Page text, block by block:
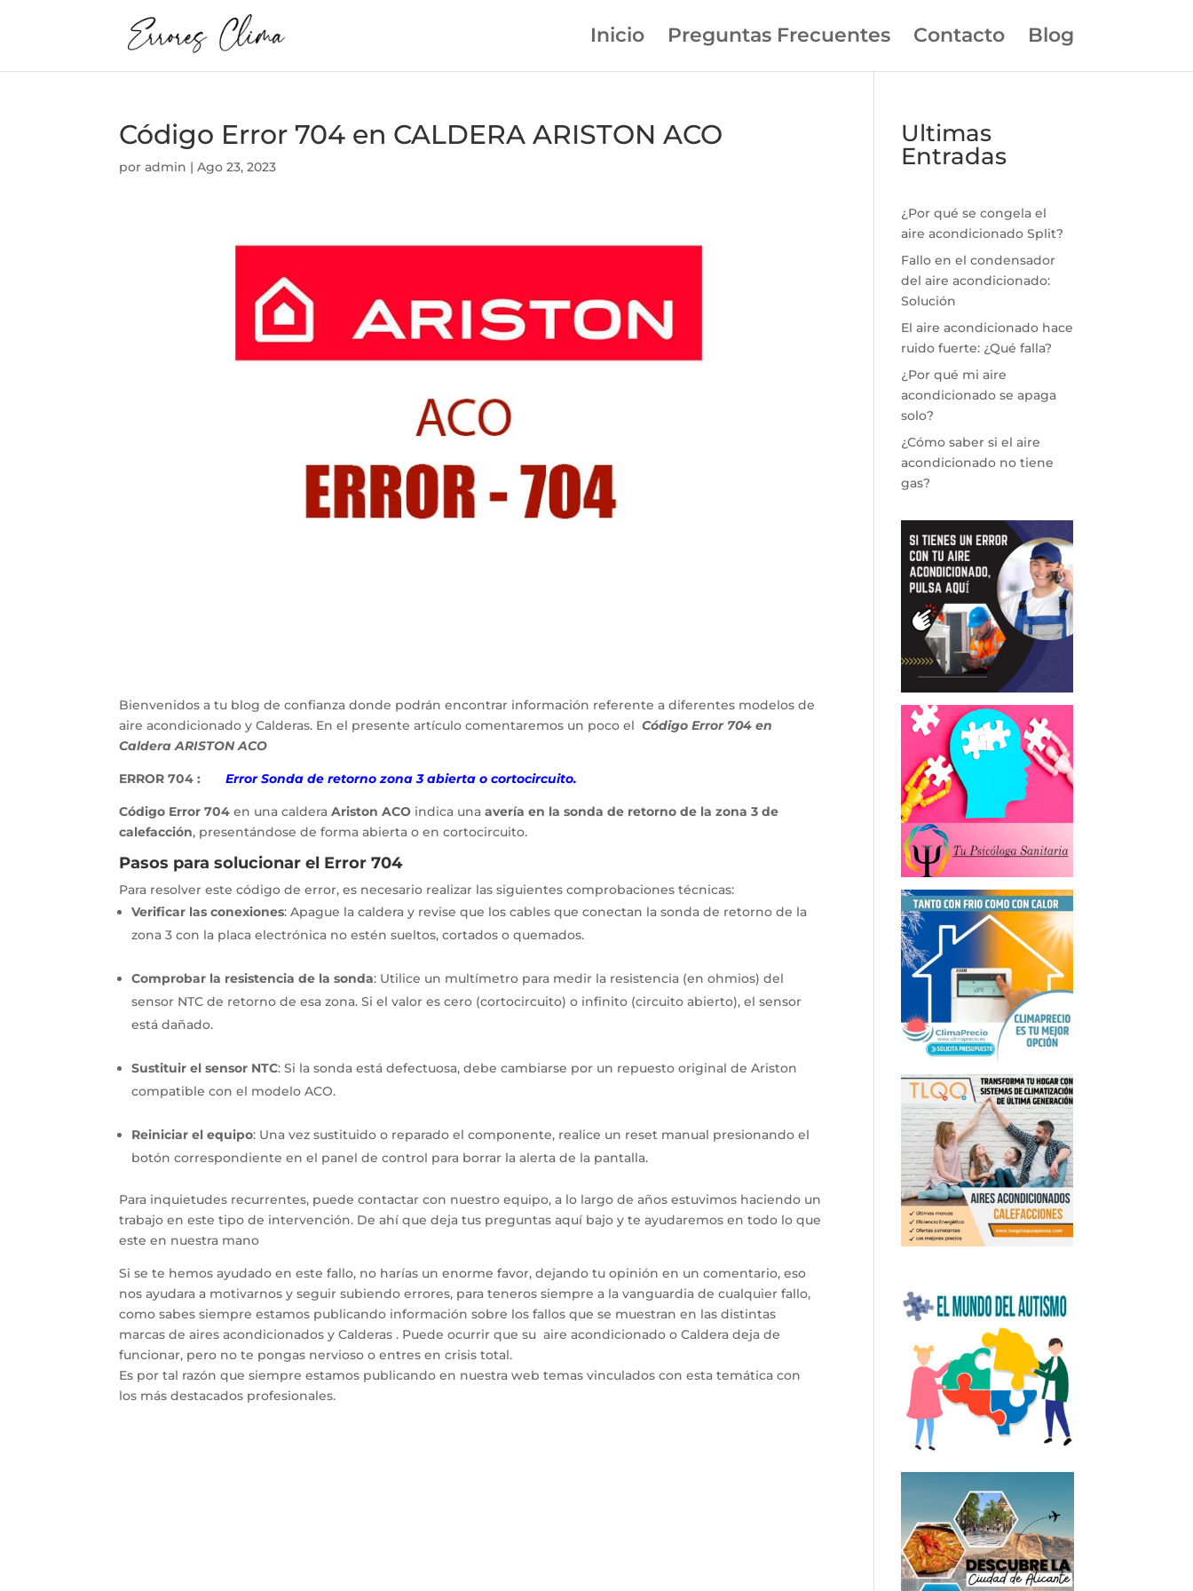
Inicio Preguntas Frecuentes Contacto Blog
Código Error 704 en CALDERA ARISTON ACO
poradmin |Ago 23, 2023
Bienvenidos a tu blog de confianza donde podrán encontrar información referente a diferentes modelos de
aire acondicionado y Calderas. En el presente artículo comentaremos un poco el Código Error 704 en
Caldera ARISTON ACO
ERROR 704 : Error Sonda de retorno zona 3 abierta o cortocircuito.
Código Error 704 en una calderaAriston ACO indica unaavería en la sonda de retorno de la zona 3 de
calefacción, presentándose de forma abierta o en cortocircuito.
Pasos para solucionar el Error 704
Para resolver este código de error, es necesario realizar las siguientes comprobaciones técnicas:
Verificar las conexiones: Apague la caldera y revise que los cables que conectan la sonda de retorno de la
zona 3 con la placa electrónica no estén sueltos, cortados o quemados.
Comprobar la resistencia de la sonda: Utilice un multímetro para medir la resistencia (en ohmios) del
sensor NTC de retorno de esa zona. Si el valor es cero (cortocircuito) o infinito (circuito abierto), el sensor
está dañado.
Sustituir el sensor NTC: Si la sonda está defectuosa, debe cambiarse por un repuesto original de Ariston
compatible con el modelo ACO.
Reiniciar el equipo: Una vez sustituido o reparado el componente, realice un reset manual presionando el
botón correspondiente en el panel de control para borrar la alerta de la pantalla.
Para inquietudes recurrentes, puede contactar con nuestro equipo, a lo largo de años estuvimos haciendo un
trabajo en este tipo de intervención. De ahí que deja tus preguntas aquí bajo y te ayudaremos en todo lo que
este en nuestra mano
Si se te hemos ayudado en este fallo, no harías un enorme favor, dejando tu opinión en un comentario, eso
nos ayudara a motivarnos y seguir subiendo errores, para teneros siempre a la vanguardia de cualquier fallo,
como sabes siempre estamos publicando información sobre los fallos que se muestran en las distintas
marcas de aires acondicionados y Calderas . Puede ocurrir que su aire acondicionado o Caldera deja de
funcionar, pero no te pongas nervioso o entres en crisis total.
Es por tal razón que siempre estamos publicando en nuestra web temas vinculados con esta temática con
los más destacados profesionales.
Ultimas
Entradas
¿Por qué se congela el
aire acondicionado Split?
Fallo en el condensador
del aire acondicionado:
Solución
El aire acondicionado hace
ruido fuerte: ¿Qué falla?
¿Por qué mi aire
acondicionado se apaga
solo?
¿Cómo saber si el aire
acondicionado no tiene
gas?